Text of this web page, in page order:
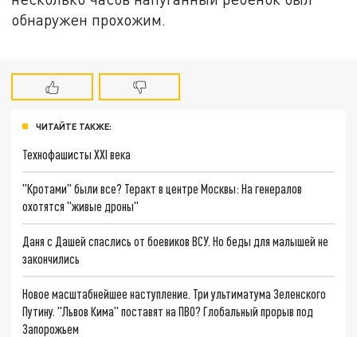
обнаружен прохожим.
ЧИТАЙТЕ ТАКЖЕ:
Технофашисты XXI века
"Кротами" были все? Теракт в центре Москвы: На генералов
охотятся "живые дроны"
Даня с Дашей спаслись от боевиков ВСУ. Но беды для малышей не
закончились
Новое масштабнейшее наступление. Три ультиматума Зеленского
Путину. "Львов Кима" поставят на ПВО? Глобальный прорыв под
Запорожьем